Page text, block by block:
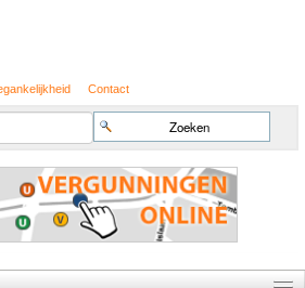
Contact